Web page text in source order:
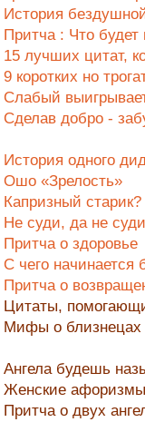
История
Притча : Что
15 лучших цитат,
9 коротких но
Слабый
Сделав добро -
История одного
Ошо «Зрелость»
Капризный
Не суди, да не
Притча о здоровье
С чего начинается
Притча о
Цитаты,
Мифы о близнецах
Ангела будешь
Женские афоризмы
Притча о двух